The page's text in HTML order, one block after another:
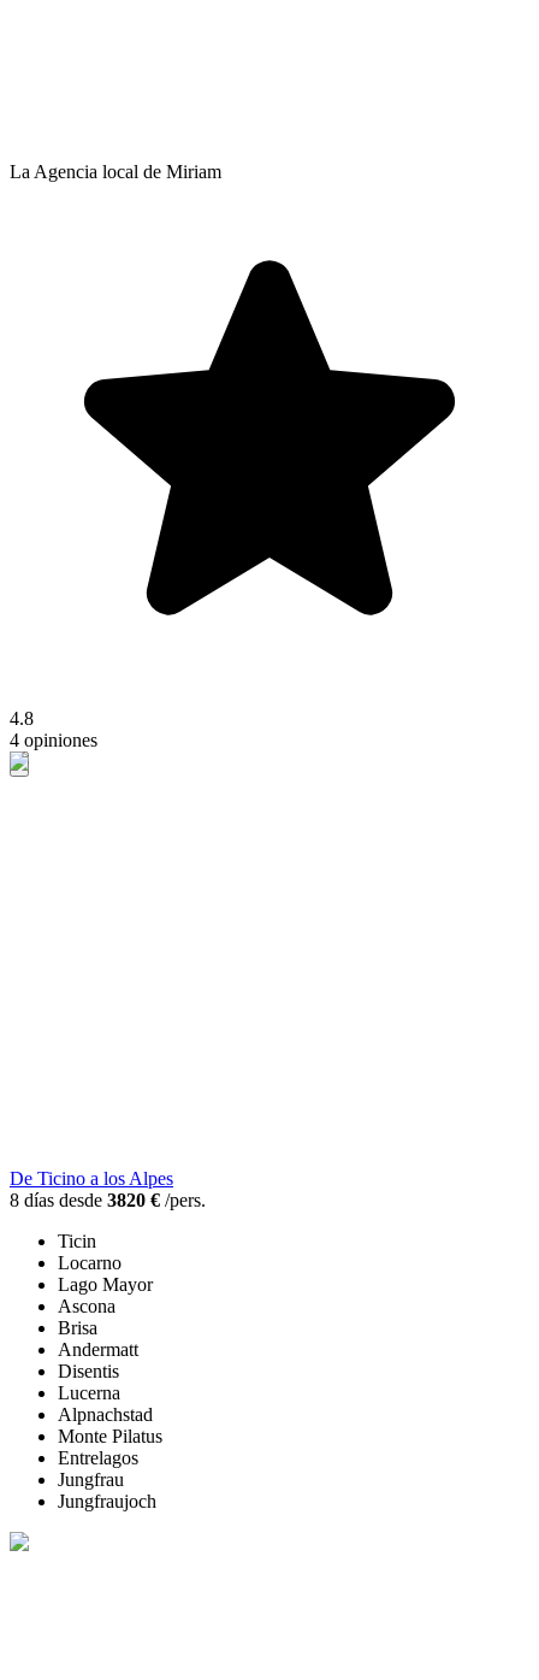
La Agencia local de Miriam
4.8
4 opiniones
De Ticino a los Alpes
8 días desde 3820 € /pers.
Ticin
Locarno
Lago Mayor
Ascona
Brisa
Andermatt
Disentis
Lucerna
Alpnachstad
Monte Pilatus
Entrelagos
Jungfrau
Jungfraujoch